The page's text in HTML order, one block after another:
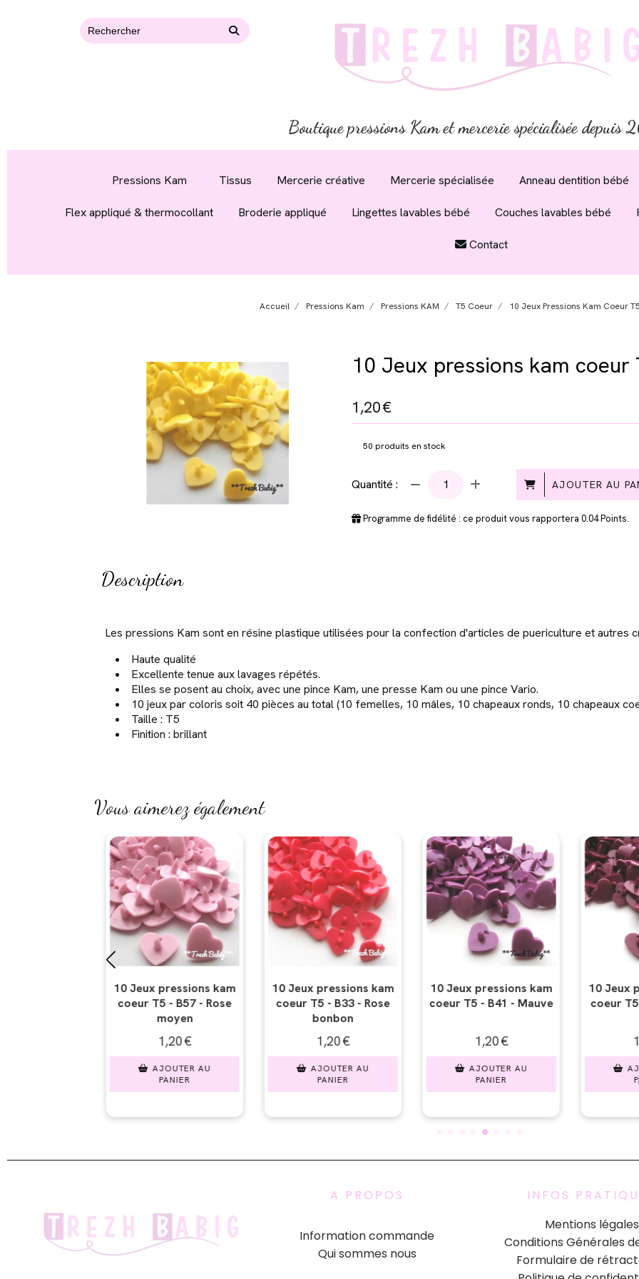
Boutique pressions Kam et mercerie spécialisée
Pressions Kam Tissus Mercerie créative Mercerie spécialisée Anneau dentition bébé
Flex appliqué & thermocollant Broderie appliqué Lingettes lavables bébé Couches lavables bébé
Contact
Accueil Pressions Kam Pressions KAM T5 Coeur 10 Jeux Pressions Kam Coeur
10 Jeux pressions kam coeur
1,20€
50 produits en stock
Quantité : AJOUTER AU
Programme de fidélité : ce produit vous rapportera0.04Points.
Description
Les pressions Kam sont en résine plastique utilisées pour la confection d'articles de puericulture et autres
Haute qualité
Excellente tenue aux lavages répétés.
Elles se posent au choix, avec une pince Kam, une presse Kam ou une pince Vario.
10 jeux par coloris soit 40 pièces au total (10 femelles, 10 mâles, 10 chapeaux ronds, 10 chapeaux
Taille : T5
Finition : brillant
Vous aimerez également
10 Jeux pressions kam
coeur T5 - B33 - Rose
bonbon
1,20€
AJOUTER AU
PANIER
10 Jeux pressions kam
coeur T5 - B41 - Mauve
1,20€
AJOUTER AU
PANIER
10 Jeux pressions kam
coeur T5 - B34 - Prune
1,20€
AJOUTER AU
PANIER
10 Jeux
coeur T5
A PROPOS
Information commande
Qui sommes nous
INFOS
Mentions légales
Conditions Générales
Formulaire de